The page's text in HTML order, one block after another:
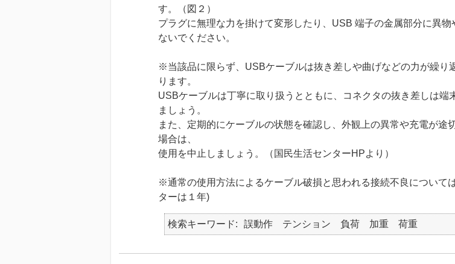
す。（図２）
プラグに無理な力を掛けて変形したり、USB 端子の金属部分に異
ないでください。
※当該品に限らず、USBケーブルは抜き差しや曲げなどの力が繰り
ります。
USBケーブルは丁寧に取り扱うとともに、コネクタの抜き差しは
ましょう。
また、定期的にケーブルの状態を確認し、外観上の異常や充電が途
場合は、
使用を中止しましょう。（国民生活センターHPより）
※通常の使用方法によるケーブル破損と思われる接続不良については
ターは１年)
検索キーワード 誤動作 テンション 負荷 加重 荷重